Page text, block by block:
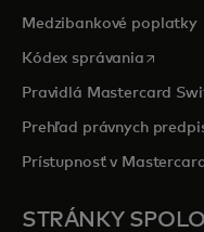
Medzibankové poplatky
Kódex správaniaopens
Pravidlá Mastercard
Prehľad právnych
Prístupnosť v Mastercard
STRÁNKY